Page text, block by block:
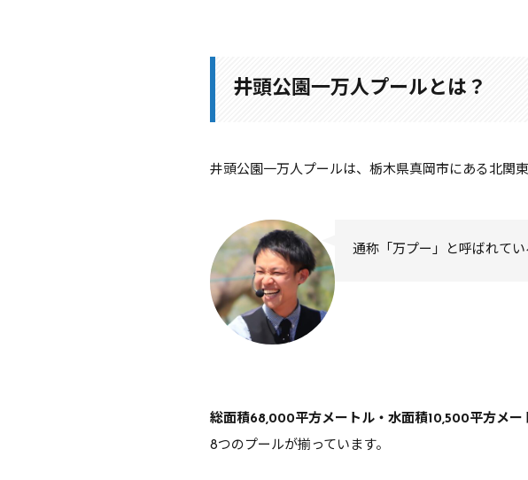
井頭公園一万人プールとは？
井頭公園一万人プールは、栃木県真岡市にある北関
通称「万プー」と呼ばれてい
総面積68,000平方メートル・水面積10,500平方メー
8つのプールが揃っています。